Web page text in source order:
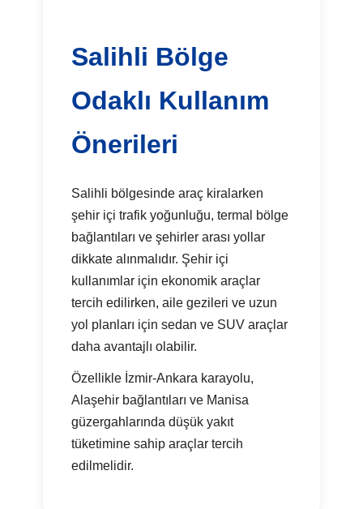
Salihli Bölge
Odaklı Kullanım
Önerileri
Salihli bölgesinde araç kiralarken
şehir içi trafik yoğunluğu, termal bölge
bağlantıları ve şehirler arası yollar
dikkate alınmalıdır. Şehir içi
kullanımlar için ekonomik araçlar
tercih edilirken, aile gezileri ve uzun
yol planları için sedan ve SUV araçlar
daha avantajlı olabilir.
Özellikle İzmir-Ankara karayolu,
Alaşehir bağlantıları ve Manisa
güzergahlarında düşük yakıt
tüketimine sahip araçlar tercih
edilmelidir.